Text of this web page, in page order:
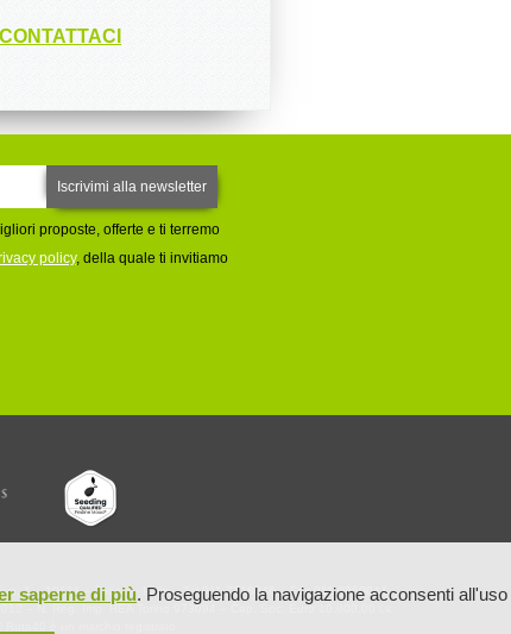
saperne di più. Proseguendo la navigazione acconsenti
CONTATTACI
proposte, offerte e ti terremo
policy, della quale ti invitiamo
1 – 10121 – Torino – Italia – Tel 011.7718046 – Fax 011.0960044
– N. Reg. Imp. REA Torino 973094 – Cap. Soc. Euro 10.000,00 i.v.